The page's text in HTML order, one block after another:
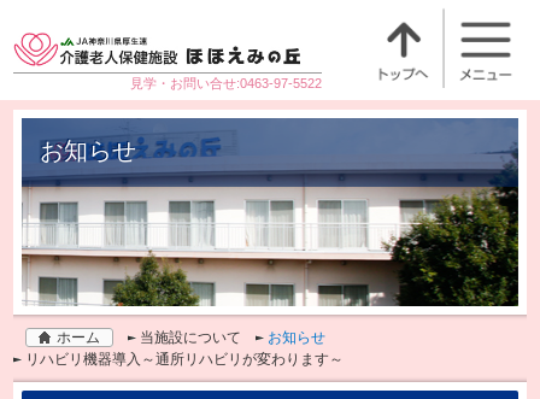
見学・お問い合せ:0463-97-5522
お知らせ
ホーム 当施設について
お知らせ
リハビリ機器導入～通所リハビリが変わります～